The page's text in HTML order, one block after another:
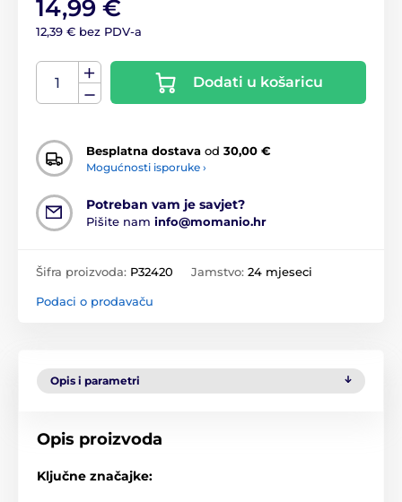
14,99 €
12,39 € bez PDV-a
Dodati u košaricu
Besplatna dostava od 30,00 €
Mogućnosti isporuke ›
Potreban vam je savjet?
Pišite nam info@momanio.hr
Šifra proizvoda: P32420 Jamstvo: 24 mjeseci
Podaci o prodavaču
Opis i parametri
Opis proizvoda
Ključne značajke: